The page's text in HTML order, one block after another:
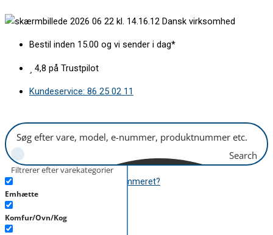
til
Dansk virksomhed
Bestil inden 15.00 og vi sender i dag*
4,8 på Trustpilot
Kundeservice: 86 25 02 11
Search
Filtrerer efter varekategorier
Emhætte
Komfur/Ovn/Kog
Hvor finder jeg modelnummeret?
kr.0,00 0 Kurv
hvid